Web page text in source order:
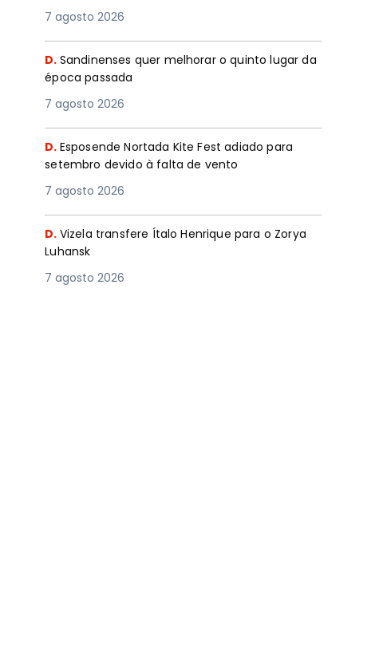
7 agosto 2026
D. Sandinenses quer melhorar o quinto lugar da
época passada
7 agosto 2026
D. Esposende Nortada Kite Fest adiado para
setembro devido à falta de vento
7 agosto 2026
D. Vizela transfere Ítalo Henrique para o Zorya
Luhansk
7 agosto 2026